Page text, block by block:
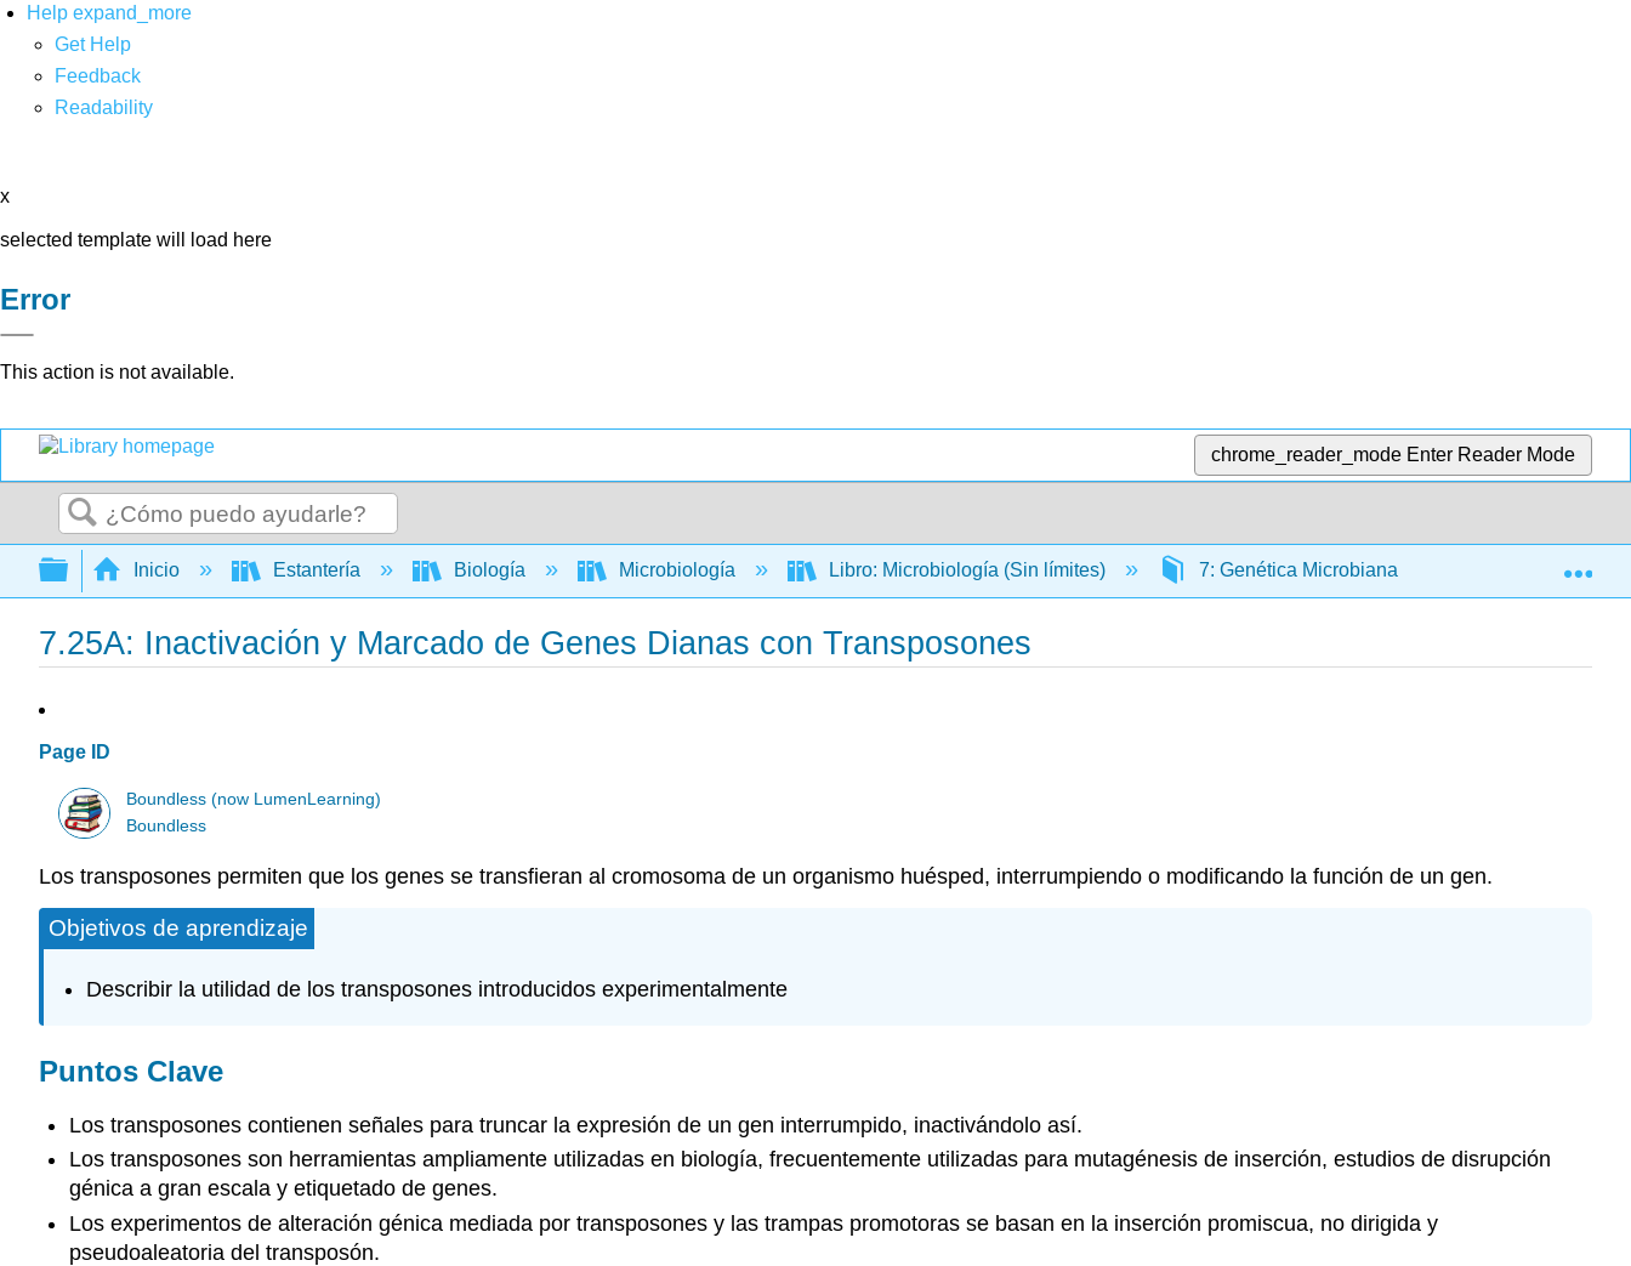
Help expand_more
Get Help
Feedback
Readability
x
selected template will load here
Error
This action is not available.
chrome_reader_mode Enter Reader Mode
Buscar
Expandir/contraer jerarquía global
Inicio Estantería Biología Microbiología Libro: Microbiología (Sin límites) 7: Genética Microbiana 7.25: Técnicas
7.25A: Inactivación y Marcado de Genes Dianas con Transposones
Page ID
Boundless (now LumenLearning)
Boundless
Los transposones permiten que los genes se transfieran al cromosoma de un organismo huésped, interrumpiendo o modificando la función de un gen.
Objetivos de aprendizaje
Describir la utilidad de los transposones introducidos experimentalmente
Puntos Clave
Los transposones contienen señales para truncar la expresión de un gen interrumpido, inactivándolo así.
Los transposones son herramientas ampliamente utilizadas en biología, frecuentemente utilizadas para mutagénesis de inserción, estudios de disrupción
génica a gran escala y etiquetado de genes.
Los experimentos de alteración génica mediada por transposones y las trampas promotoras se basan en la inserción promiscua, no dirigida y
pseudoaleatoria del transposón.